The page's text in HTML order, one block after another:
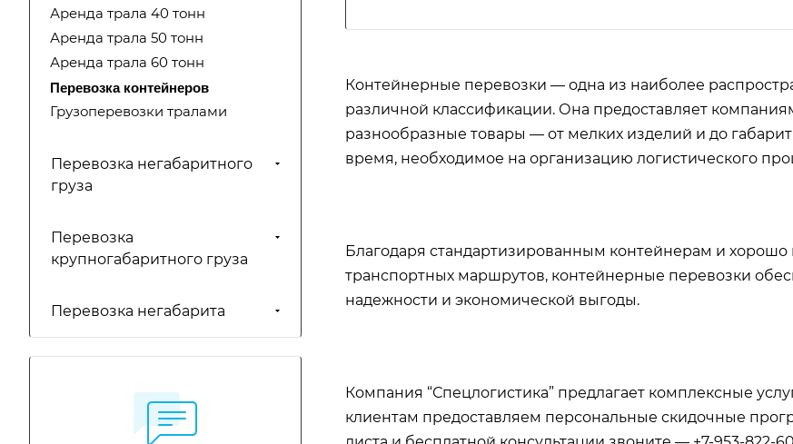
Контейнерные перевозки — одна из наиболее
различной классификации. Она предоставляет
разнообразные товары — от мелких изделий и до
время, необходимое на организацию логистического
Благодаря стандартизированным контейнерам и
транспортных маршрутов, контейнерные перевозки
надежности и экономической выгоды.
Компания “Спецлогистика” предлагает комплексные
клиентам предоставляем персональные скидочные
Аренда трала 40 тонн
Аренда трала 50 тонн
Аренда трала 60 тонн
Перевозка контейнеров
Грузоперевозки тралами
Перевозка негабаритного
груза
Перевозка
крупногабаритного груза
Перевозка негабарита